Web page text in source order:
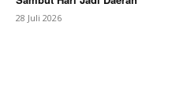
Contact us
28 Juli 2026